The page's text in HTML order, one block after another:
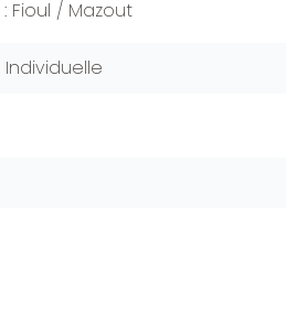
Fioul / Mazout
Individuelle